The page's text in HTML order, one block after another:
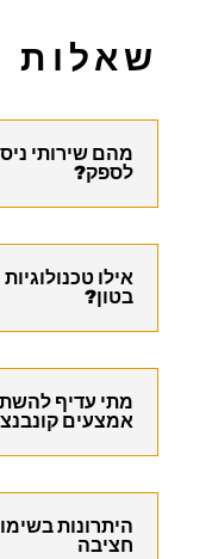
שאלות
מהם שירותי
לספק?
אילו
בטון?
מתי עדיף
אמצעים
היתרונות
חציבה